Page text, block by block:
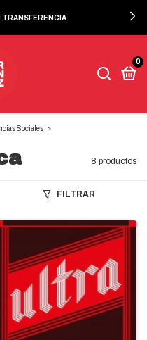
TRANSFERENCIA
0
Sociales >
8 productos
FILTRAR